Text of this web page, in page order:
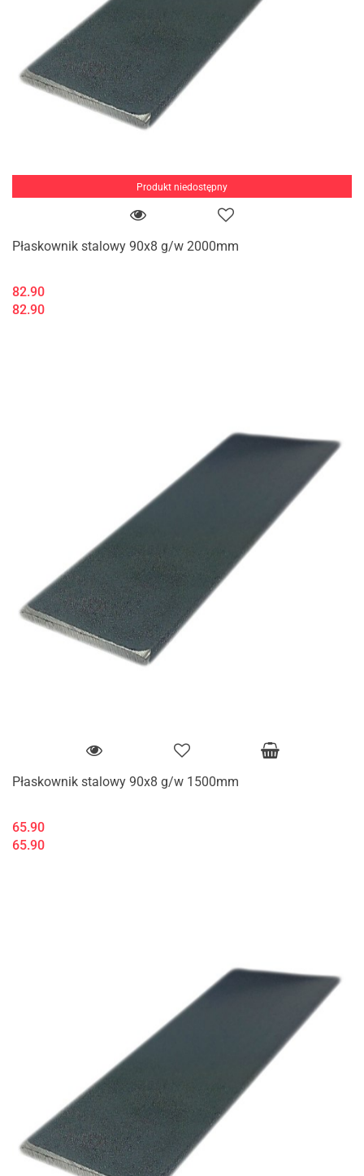
Produkt niedostępny
Płaskownik stalowy 90x8 g/w 2000mm
82.90
82.90
Płaskownik stalowy 90x8 g/w 1500mm
65.90
65.90